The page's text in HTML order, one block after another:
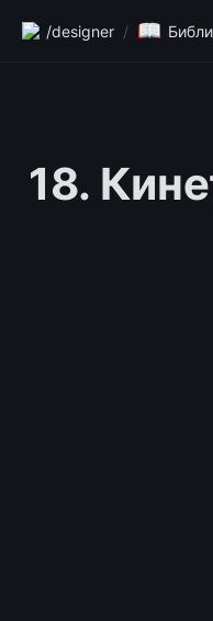
/designer / 📖
18.